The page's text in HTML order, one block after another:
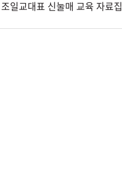
일교대표신눌매교육자료집